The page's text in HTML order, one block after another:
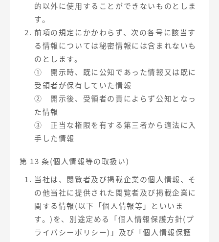
的以外に使用することができないものとしま
す。
前項の規定にかかわらず、次の各号に該当す
る情報については秘密情報には含まれないも
のとします。
① 開示時、既に公知であった情報又は既に
受領者が保有していた情報
② 開示後、受領者の責によらず公知となっ
た情報
③ 正当な権限を有する第三者から適法に入
手した情報
第 13 条(個人情報等の取扱い)
当社は、閲覧者及び掲載企業の個人情報、そ
の他当社に提供された閲覧者及び掲載企業に
関する情報(以下「個人情報等」といいま
す。)を、別途定める「個人情報保護方針(プ
ライバシーポリシー)」及び「個人情報保護